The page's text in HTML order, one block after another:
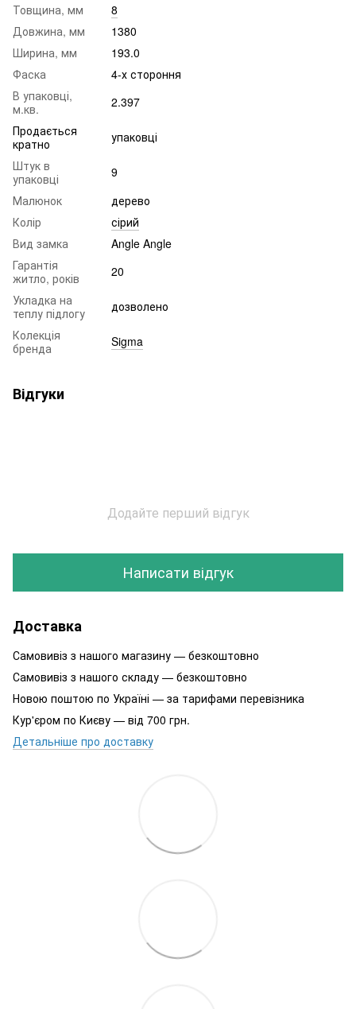
Товщина, мм
8
Довжина, мм
1380
Ширина, мм
193.0
Фаска
4-х стороння
В упаковці,
м.кв.
2.397
Продається
кратно
упаковці
Штук в
упаковці
9
Малюнок
дерево
Колір
сірий
Вид замка
Angle Angle
Гарантія
житло, років
20
Укладка на
теплу підлогу
дозволено
Колекція
бренда
Sigma
Відгуки
Додайте перший відгук
Написати відгук
Доставка
Самовивіз з нашого магазину — безкоштовно
Самовивіз з нашого складу — безкоштовно
Новою поштою по Україні — за тарифами перевізника
Кур'єром по Києву — від 700 грн.
Детальніше про доставку